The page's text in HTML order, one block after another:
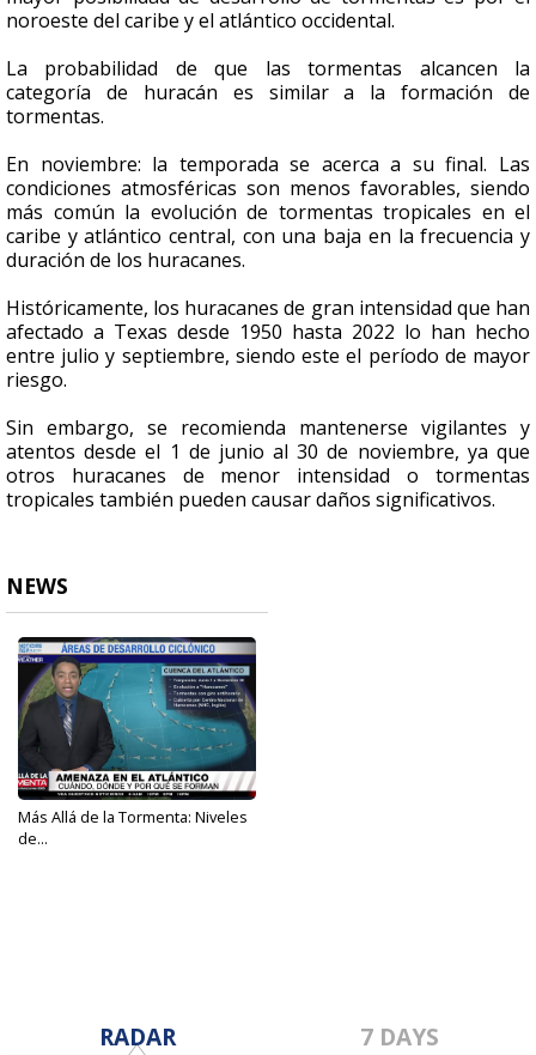
noroeste del caribe y el atlántico occidental.
La probabilidad de que las tormentas alcancen la
categoría de huracán es similar a la formación de
tormentas.
En noviembre: la temporada se acerca a su final. Las
condiciones atmosféricas son menos favorables, siendo
más común la evolución de tormentas tropicales en el
caribe y atlántico central, con una baja en la frecuencia y
duración de los huracanes.
Históricamente, los huracanes de gran intensidad que han
afectado a Texas desde 1950 hasta 2022 lo han hecho
entre julio y septiembre, siendo este el período de mayor
riesgo.
Sin embargo, se recomienda mantenerse vigilantes y
atentos desde el 1 de junio al 30 de noviembre, ya que
otros huracanes de menor intensidad o tormentas
tropicales también pueden causar daños significativos.
NEWS
Más Allá de la Tormenta: Niveles
de...
RADAR 7 DAYS